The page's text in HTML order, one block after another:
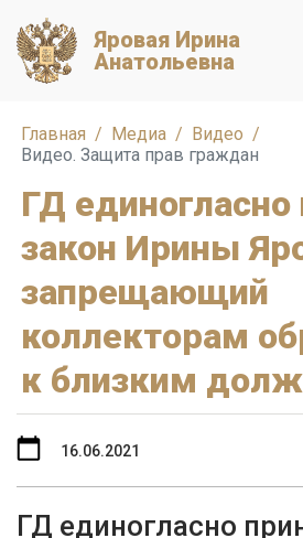
Яровая Ирина
Анатольевна
Главная Медиа
Видео
Видео. Защита прав граждан
ГД единогласно
закон Ирины
запрещающий
коллекторам
к близким
ГД единогласно
16.06.2021